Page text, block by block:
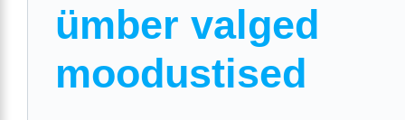
ümber valged
moodustised